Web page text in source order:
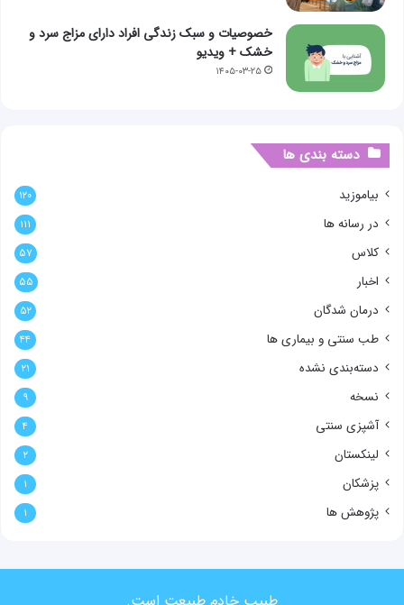
خصوصیات و سبک زندگی افراد دارای مزاج سرد و
خشک + ویدیو
۱۴۰۵-۰۳-۲۵
دسته بندی ها
بیاموزید ۱۲۰
در رسانه ها ۱۱۱
کلاس ۵۷
اخبار ۵۵
درمان شدگان ۵۲
طب سنتی و بیماری ها ۴۴
دسته‌بندی نشده ۲۱
نسخه ۹
آشپزی سنتی ۴
لینکستان ۲
پزشکان ۱
پژوهش ها ۱